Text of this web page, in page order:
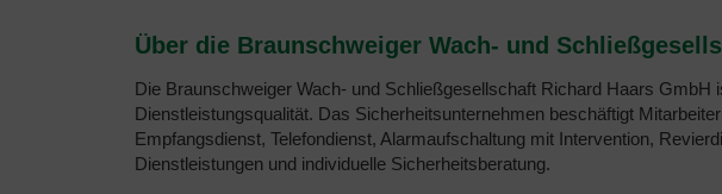
Über die Braunschweiger Wach- und
Die Braunschweiger Wach- und Schließgesellschaft Richard Haars
Dienstleistungsqualität. Das Sicherheitsunternehmen beschäftigt
Empfangsdienst, Telefondienst, Alarmaufschaltung mit Intervention,
Dienstleistungen und individuelle Sicherheitsberatung.